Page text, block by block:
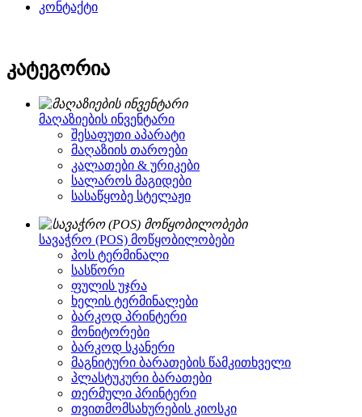
კონტაქტი
კატეგორია
მაღაზიების ინვენტარი
შესაფუთი აპარატი
მაღაზიის თაროები
კალათები & ურიკები
სალაროს მაგიდები
სასაწყობე სტელაჟი
სავაჭრო (POS) მოწყობილობები
პოს ტერმინალი
სასწორი
ფულის უჯრა
ხელის ტერმინალები
ბარკოდ პრინტერი
მონიტორები
ბარკოდ სკანერი
მაგნიტური ბარათების წამკითხველი
პლასტუკური ბარათები
თერმული პრინტერი
თვითმომსახურების კიოსკი